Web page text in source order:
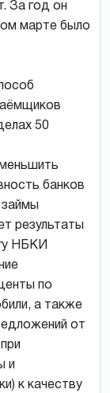
За год он
марте было
50
банков
результаты
НБКИ
по
а также
от
и
к качеству